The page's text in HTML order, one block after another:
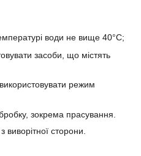
води не вище 40°C;
засоби, що містять
режим
зокрема прасування.
сторони.